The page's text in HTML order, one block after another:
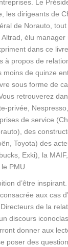
Le
les dirigeants de
de Norauto,
Altrad, élu manager
dans ce
à propos de
moins de quinze
sous forme de
retrouverez
privée,
de service
des
Toyota) des
Exki), la
PMU.
d’être inspirant.
aux cas
de la
discours
donner aux
poser des